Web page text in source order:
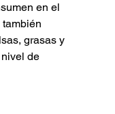
en el
grasas y
de